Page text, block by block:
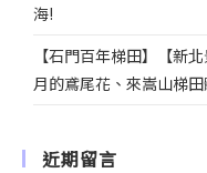
海!
【石門百年梯田】【新
月的鳶尾花、來嵩山梯
近期留言